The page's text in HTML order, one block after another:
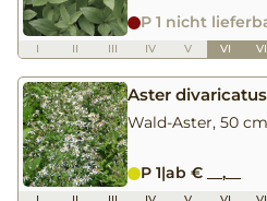
P 1 nicht
I II III IV V VI
Aster
Wald-Aster, 50
P 1|ab € __,__